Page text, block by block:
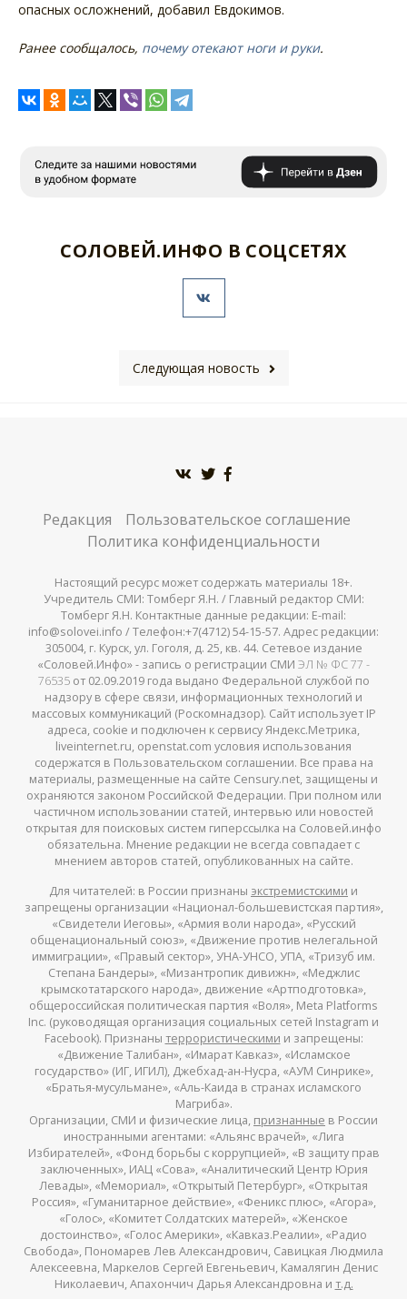
опасных осложнений, добавил Евдокимов.
Ранее сообщалось, почему отекают ноги и руки.
СОЛОВЕЙ.ИНФО В СОЦСЕТЯХ
Следующая новость
Редакция
Пользовательское соглашение
Политика конфиденциальности
Настоящий ресурс может содержать материалы 18+.
Учредитель СМИ: Томберг Я.Н. / Главный редактор СМИ:
Томберг Я.Н. Контактные данные редакции: E-mail:
info@solovei.info / Телефон:+7(4712) 54-15-57. Адрес редакции:
305004, г. Курск, ул. Гоголя, д. 25, кв. 44. Сетевое издание
«Соловей.Инфо» - запись о регистрации СМИ ЭЛ № ФС 77 -
76535от 02.09.2019 года выдано Федеральной службой по
надзору в сфере связи, информационных технологий и
массовых коммуникаций (Роскомнадзор). Сайт использует IP
адреса, cookie и подключен к сервису Яндекс.Метрика,
liveinternet.ru, openstat.com условия использования
содержатся в Пользовательском соглашении. Все права на
материалы, размещенные на сайте Censury.net, защищены и
охраняются законом Российской Федерации. При полном или
частичном использовании статей, интервью или новостей
открытая для поисковых систем гиперссылка на Соловей.инфо
обязательна. Мнение редакции не всегда совпадает с
мнением авторов статей, опубликованных на сайте.
Для читателей: в России признаны экстремистскими и
запрещены организации «Национал-большевистская партия»,
«Свидетели Иеговы», «Армия воли народа», «Русский
общенациональный союз», «Движение против нелегальной
иммиграции», «Правый сектор», УНА-УНСО, УПА, «Тризуб им.
Степана Бандеры», «Мизантропик дивижн», «Меджлис
крымскотатарского народа», движение «Артподготовка»,
общероссийская политическая партия «Воля», Meta Platforms
Inc. (руководящая организация социальных сетей Instagram и
Facebook). Признаны террористическими и запрещены:
«Движение Талибан», «Имарат Кавказ», «Исламское
государство» (ИГ, ИГИЛ), Джебхад-ан-Нусра, «АУМ Синрике»,
«Братья-мусульмане», «Аль-Каида в странах исламского
Магриба».
Организации, СМИ и физические лица, признанные в России
иностранными агентами: «Альянс врачей», «Лига
Избирателей», «Фонд борьбы с коррупцией», «В защиту прав
заключенных», ИАЦ «Сова», «Аналитический Центр Юрия
Левады», «Мемориал», «Открытый Петербург», «Открытая
Россия», «Гуманитарное действие», «Феникс плюс», «Агора»,
«Голос», «Комитет Солдатских матерей», «Женское
достоинство», «Голос Америки», «Кавказ.Реалии», «Радио
Свобода», Пономарев Лев Александрович, Савицкая Людмила
Алексеевна, Маркелов Сергей Евгеньевич, Камалягин Денис
Николаевич, Апахончич Дарья Александровна и т.д.